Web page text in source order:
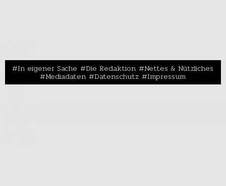
In eigener Sache Die Redaktion Nettes & Nützliches
Mediadaten Datenschutz Impressum